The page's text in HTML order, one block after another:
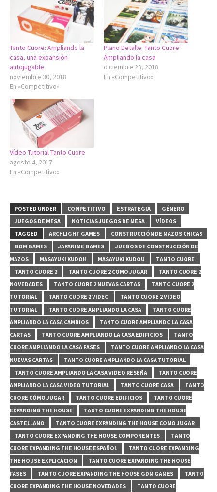
Tanto Cuore: Ampliando la
casa, una expansión
autojugable
noviembre 30, 2018
En «Competitivo»
Plano Detalle: Tanto Cuore
Ampliando la casa
diciembre 28, 2018
En «Competitivo»
Vídeo Tutorial Tanto Cuore
agosto 4, 2017
En «Competitivo»
POSTED UNDER COMPETITIVO ESTRATEGIA
GÉNERO
JUEGOS DE MESA
NOTICIAS JUEGOS DE MESA
VÍDEOS
TAGGED
ARCHLIGHT GAMES
CONSTRUCCIÓN DE MAZOS CHICAS
GDM GAMES
JAPANIME GAMES
JUEGOS DE CONSTRUCCIÓN DE
MAZOS
MASAYUKI KUDOH MASAYUKI KUDOU
TANTO CUORE
TANTO CUORE 2
TANTO CUORE 2 COMO JUGAR
TANTO CUORE 2
NOVEDADES
TANTO CUORE 2 NUEVAS CARTAS
TANTO CUORE 2
TUTORIAL
TANTO CUORE 2 VIDEO
TANTO CUORE 2 VIDEO
TUTORIAL
TANTO CUORE AMPLIANDO LA CASA
TANTO CUORE
AMPLIANDO LA CASA CAMBIOS
TANTO CUORE AMPLIANDO LA CASA
CARTAS
TANTO CUORE AMPLIANDO LA CASA EDIFICIOS
TANTO
CUORE AMPLIANDO LA CASA FASES
TANTO CUORE AMPLIANDO LA CASA
NUEVAS CARTAS
TANTO CUORE AMPLIANDO LA CASA TUTORIAL
TANTO CUORE AMPLIANDO LA CASA VIDEO RESEÑA
TANTO CUORE
AMPLIANDO LA CASA VIDEO TUTORIAL
TANTO CUORE CASA
TANTO
CUORE CÓMO JUGAR
TANTO CUORE EDIFICIOS
TANTO CUORE
EXPANDING THE HOUSE
TANTO CUORE EXPANDING THE HOUSE
CASTELLANO
TANTO CUORE EXPANDING THE HOUSE COMO JUGAR
TANTO CUORE EXPANDING THE HOUSE COMPONENTES
TANTO
CUORE EXPANDING THE HOUSE ESPAÑOL
TANTO CUORE EXPANDING
THE HOUSE EXPLICACION
TANTO CUORE EXPANDING THE HOUSE
FASES
TANTO CUORE EXPANDING THE HOUSE GDM GAMES
TANTO
CUORE EXPANDING THE HOUSE NOVEDADES
TANTO CUORE